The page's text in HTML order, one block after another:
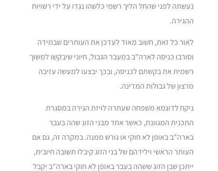
נעשתה לפני שהחל הליך רשמי כלשהו נגדו על ידי רשויות
ההגירה.
לאור כל זאת, חשוב מאוד לעדכן את העותרים שבמידה
וסורבו כניסה לארה"ב במעבר הגבול, חיוני שיבקשו למשוך
רשמית את בקשתם לכניסה, ובכך יבצעו למעשה עזיבה
מרצון של גבולות המדינה.
ניקח לדוגמא משפחה שעתרה לויזת הגירה במסגרת
התכנית המגוונת, כאשר אחד מבני הזוג שהה בעבר
בארה"ב באופן לא חוקי או גורש ממנה. במקרה זה, גם אם
העותר הראשי וילידהם של בני הזוג קיבלו תשובה חיובית,
ייתכן שבן הזוג ששהה בעבר באופן לא חוקי בארה"ב יקבל